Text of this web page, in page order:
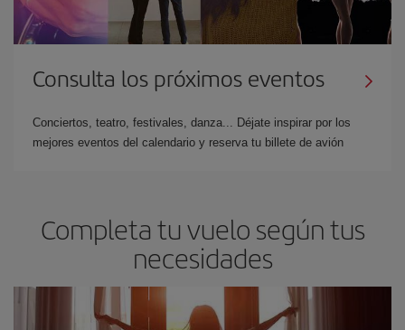
Consulta los próximos eventos
Conciertos, teatro, festivales, danza... Déjate inspirar por los
mejores eventos del calendario y reserva tu billete de avión
Completa tu vuelo según tus
necesidades